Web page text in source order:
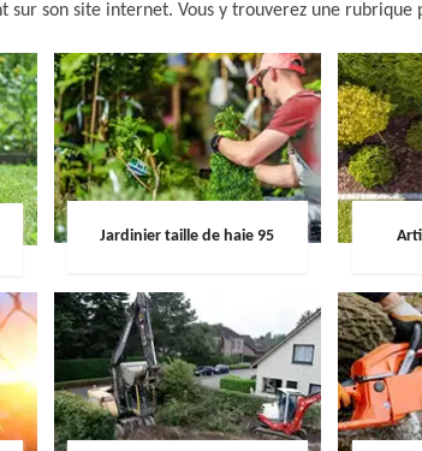
sur son site internet. Vous y trouverez une
Jardinier taille de haie 95